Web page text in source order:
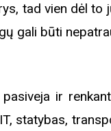
tad vien dėl to
gali būti
ir
statybas,